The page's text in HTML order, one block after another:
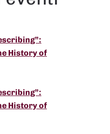
History of
History of